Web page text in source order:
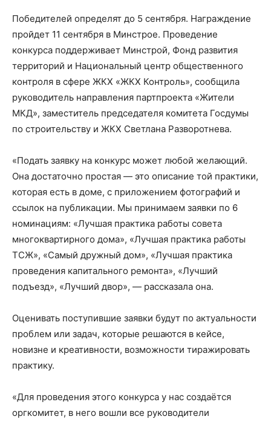
Победителей определят до 5 сентября. Награждение
пройдет 11 сентября в Минстрое. Проведение
конкурса поддерживает Минстрой, Фонд развития
территорий и Национальный центр общественного
контроля в сфере ЖКХ «ЖКХ Контроль», сообщила
руководитель направления партпроекта «Жители
МКД», заместитель председателя комитета Госдумы
по строительству и ЖКХ Светлана Разворотнева.
«Подать заявку на конкурс может любой желающий.
Она достаточно простая — это описание той практики,
которая есть в доме, с приложением фотографий и
ссылок на публикации. Мы принимаем заявки по 6
номинациям: «Лучшая практика работы совета
многоквартирного дома», «Лучшая практика работы
ТСЖ», «Самый дружный дом», «Лучшая практика
проведения капитального ремонта», «Лучший
подъезд», «Лучший двор», — рассказала она.
Оценивать поступившие заявки будут по актуальности
проблем или задач, которые решаются в кейсе,
новизне и креативности, возможности тиражировать
практику.
«Для проведения этого конкурса у нас создаётся
оргкомитет, в него вошли все руководители